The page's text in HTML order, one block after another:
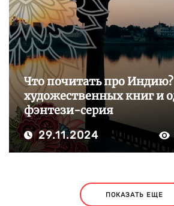
Что почитать про
художественных книг и
фэнтези-серия
29.11.2024
ПОКАЗАТЬ ЕЩЕ